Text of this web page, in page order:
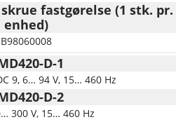
fastgørelse (1 stk. pr.
enhed)
B98060008
D-1
9, 6… 94 V, 15… 460 Hz
D-2
300 V, 15… 460 Hz